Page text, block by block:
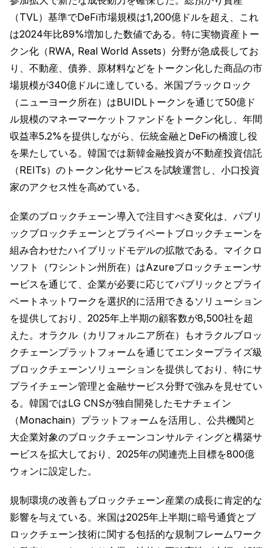
（TVL）基準でDeFi市場規模は1,200億ドルを超え、これ
は2024年比89%増加した数値である。特に実物資産トー
クン化（RWA, Real World Assets）分野が急成長してお
り、不動産、債券、原材料などをトークン化した商品の市
場規模が340億ドルに達している。米国ブラックロック
（ニューヨーク所在）はBUIDLトークンを通じて50億ド
ル規模のマネーマーケットファンドをトークン化し、年間
収益率5.2%を提供しながら、伝統金融とDeFiの橋渡し役
を果たしている。韓国では新韓金融投資が不動産投資信託
（REITs）のトークン化サービスを試験運営し、小口投資
家のアクセス性を高めている。
企業のブロックチェーン導入で注目すべき変化は、パブリ
ックブロックチェーンとプライベートブロックチェーンを
組み合わせたハイブリッドモデルの拡散である。マイクロ
ソフト（ワシントン州所在）はAzureブロックチェーンサ
ービスを通じて、企業が必要に応じてパブリックとプライ
ベートネットワークを選択的に活用できるソリューション
を提供しており、2025年上半期の顧客数が8,500社を超
えた。オラクル（カリフォルニア所在）もオラクルブロッ
クチェーンプラットフォームを通じてエンタープライズ級
ブロックチェーンソリューションを提供しており、特にサ
プライチェーン管理と金融サービス分野で強みを見せてい
る。韓国ではLG CNSが独自開発したモナチェイン
（Monachain）プラットフォームを活用し、公共機関と
大企業対象のブロックチェーンコンサルティングと構築サ
ービスを拡大しており、2025年の関連売上目標を800億
ウォンに設定した。
規制環境の改善もブロックチェーン産業の成長に肯定的な
影響を与えている。米国は2025年上半期に暗号通貨とブ
ロックチェーン技術に関する包括的な規制フレームワーク